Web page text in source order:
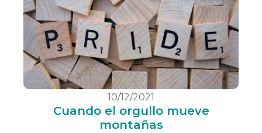
10/12/2021
Cuando el orgullo mueve
montañas